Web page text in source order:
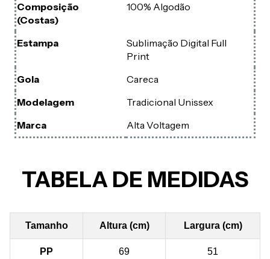
Composição
(Costas)
100% Algodão
Estampa
Sublimação Digital Full
Print
Gola
Careca
Modelagem
Tradicional Unissex
Marca
Alta Voltagem
TABELA DE MEDIDAS
Tamanho Altura (cm) Largura (cm)
PP 69 51